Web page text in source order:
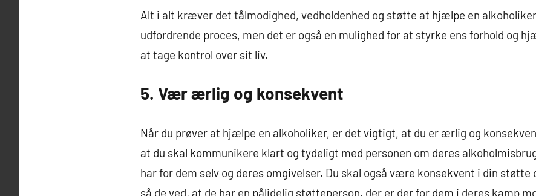
Alt i alt kræver det tålmodighed, vedholdenhed og støtte at hjælpe en
udfordrende proces, men det er også en mulighed for at styrke ens forhold og
at tage kontrol over sit liv.
5. Vær ærlig og konsekvent
Når du prøver at hjælpe en alkoholiker, er det vigtigt, at du er ærlig og
at du skal kommunikere klart og tydeligt med personen om deres
har for dem selv og deres omgivelser. Du skal også være konsekvent i din støtte
så de ved, at de har en pålidelig støtteperson, der er der for dem i deres kamp